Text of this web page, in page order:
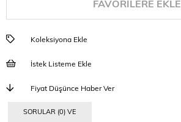
FAVORILERE EKLE
Koleksiyona Ekle
İstek Listeme Ekle
Fiyat Düşünce Haber Ver
SORULAR (0) VE